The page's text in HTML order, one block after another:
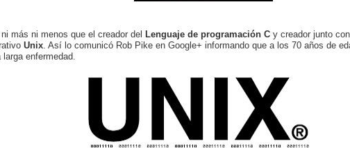
más ni menos que el creador del Lenguaje de programación C y creador junto
Unix . Así lo comunicó Rob Pike en Google+ informando que a los 70 años de
enfermedad.